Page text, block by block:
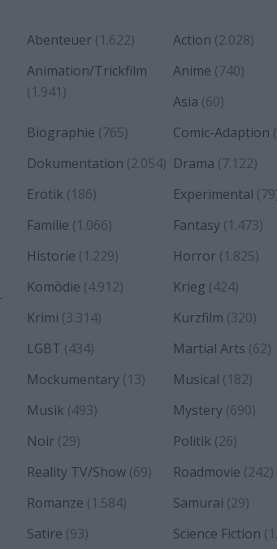
Abenteuer (1.622) Action (2.028)
Animation/Trickfilm
(1.941)
Anime (740)
Asia (60)
Biographie (765) Comic-Adaption
Dokumentation (2.054) Drama (7.122)
Erotik (186) Experimental
Familie (1.066) Fantasy(1.473)
Historie (1.229) Horror(1.825)
Komödie (4.912) Krieg (424)
Krimi (3.314) Kurzfilm (320)
LGBT (434) Martial Arts (62)
Mockumentary (13) Musical (182)
Musik (493) Mystery(690)
Noir (29) Politik (26)
Reality TV/Show (69) Roadmovie (242)
Romanze (1.584) Samurai (29)
Satire (93) Science Fiction